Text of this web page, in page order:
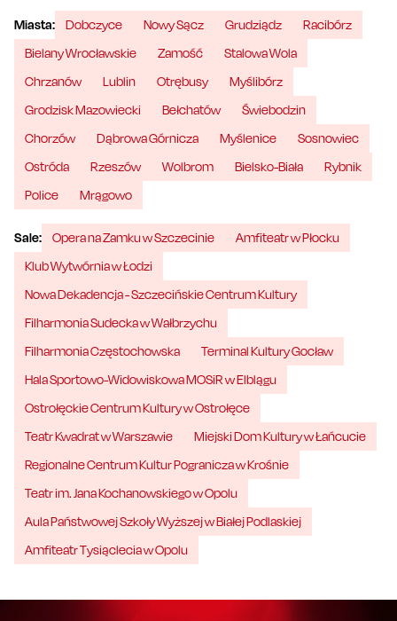
Miasta: Dobczyce Nowy Sącz Grudziądz
Racibórz
Bielany Wrocławskie
Zamość
Stalowa Wola
Chrzanów
Lublin Otrębusy
Myślibórz
Grodzisk Mazowiecki
Bełchatów
Świebodzin
Chorzów
Dąbrowa Górnicza Myślenice
Sosnowiec
Ostróda
Rzeszów Wolbrom Bielsko-Biała
Rybnik
Police
Mrągowo
Sale: Opera na Zamku w Szczecinie
Amfiteatr w Płocku
Klub Wytwórnia w Łodzi
Nowa Dekadencja - Szczecińskie Centrum Kultury
Filharmonia Sudecka w Wałbrzychu
Filharmonia Częstochowska
Terminal Kultury Gocław
Hala Sportowo-Widowiskowa MOSiR w Elblągu
Ostrołęckie Centrum Kultury w Ostrołęce
Teatr Kwadrat w Warszawie
Miejski Dom Kultury w Łańcucie
Regionalne Centrum Kultur Pogranicza w Krośnie
Teatr im. Jana Kochanowskiego w Opolu
Aula Państwowej Szkoły Wyższej w Białej Podlaskiej
Amfiteatr Tysiąclecia w Opolu